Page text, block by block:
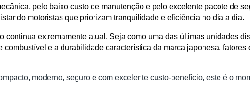
pelo baixo custo de manutenção e pelo excelente pacote de
motoristas que priorizam tranquilidade e eficiência no dia a dia.
continua extremamente atual. Seja como uma das últimas unidades
combustível e a durabilidade característica da marca japonesa,
moderno, seguro e com excelente custo-benefício, este é o